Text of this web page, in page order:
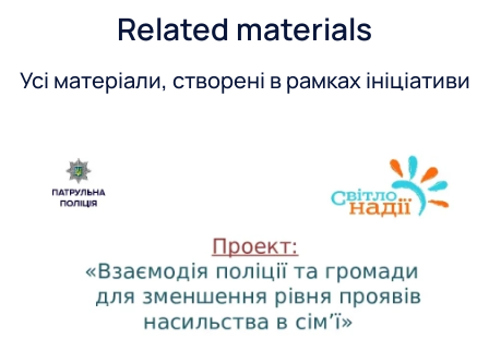
Related materials
Усі матеріали, створені в рамках ініціативи